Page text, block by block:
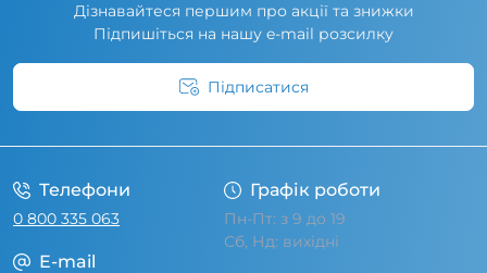
Дізнавайтеся першим про акції та знижки
Підпишіться на нашу e-mail розсилку
Підписатися
Телефони
0 800 335 063
Графік роботи
Пн-Пт: з 9 до 19
Сб, Нд: вихідні
E-mail